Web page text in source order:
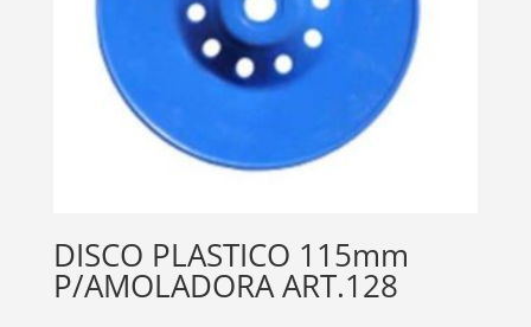
DISCO PLASTICO 115mm
P/AMOLADORA ART.128